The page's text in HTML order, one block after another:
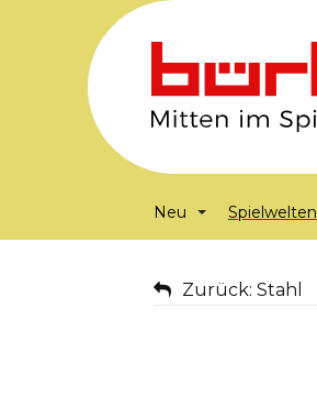
Neu Spielwelten
Zurück: Stahl